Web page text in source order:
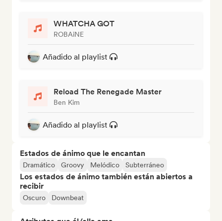
WHATCHA GOT
ROBAiNE
Añadido al playlist
Reload The Renegade Master
Ben Kim
Añadido al playlist
Estados de ánimo que le encantan
Dramático Groovy Melódico Subterráneo
Los estados de ánimo también están abiertos a
recibir
Oscuro Downbeat